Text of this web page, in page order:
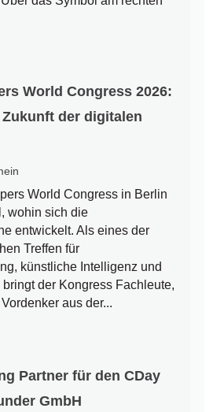
World Congress 2026:
der digitalen
World Congress in Berlin
wohin sich die
entwickelt. Als eines der
Treffen für
künstliche Intelligenz und
der Kongress Fachleute,
aus der...
Partner für den CDay
GmbH